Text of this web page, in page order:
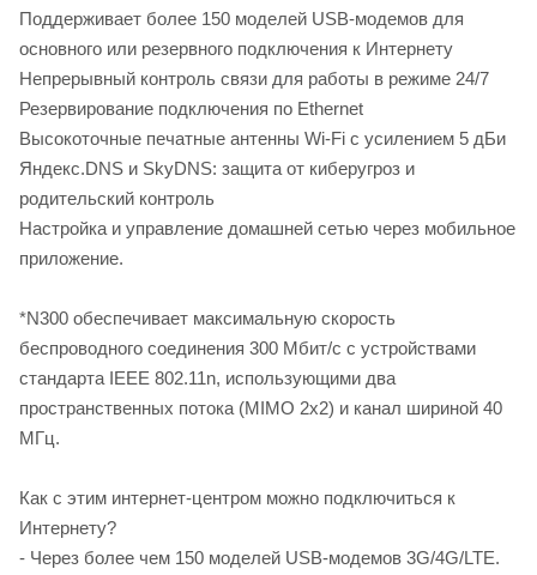
Поддерживает более 150 моделей USB-модемов для
основного или резервного подключения к Интернету
Непрерывный контроль связи для работы в режиме 24/7
Резервирование подключения по Ethernet
Высокоточные печатные антенны Wi-Fi с усилением 5 дБи
Яндекс.DNS и SkyDNS: защита от киберугроз и
родительский контроль
Настройка и управление домашней сетью через мобильное
приложение.
*N300 обеспечивает максимальную скорость
беспроводного соединения 300 Мбит/c с устройствами
стандарта IEEE 802.11n, использующими два
пространственных потока (MIMO 2x2) и канал шириной 40
МГц.
Как с этим интернет-центром можно подключиться к
Интернету?
- Через более чем 150 моделей USB-модемов 3G/4G/LTE.